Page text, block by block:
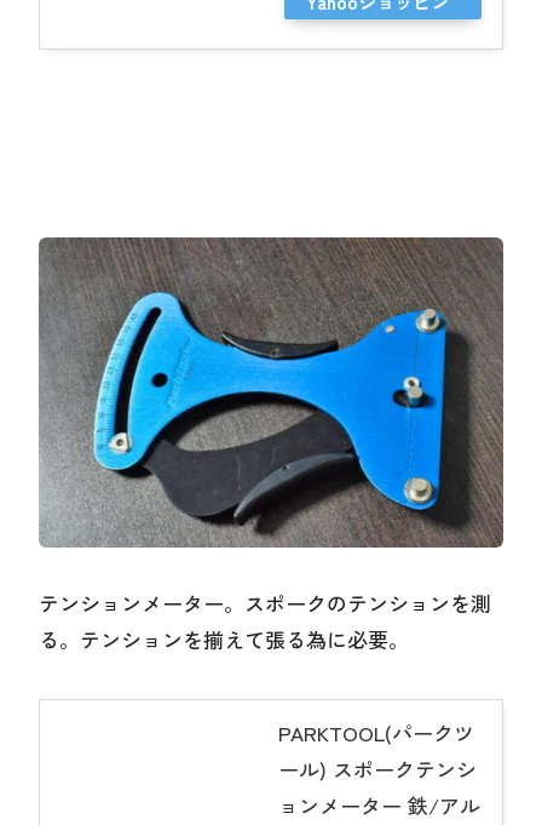
テンションメーター。スポークのテンションを測
る。テンションを揃えて張る為に必要。
PARKTOOL(パークツ
ール) スポークテンシ
ョンメーター 鉄/アル